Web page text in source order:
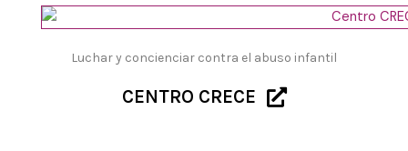
Luchar y concienciar contra el abuso infantil
CENTRO CRECE